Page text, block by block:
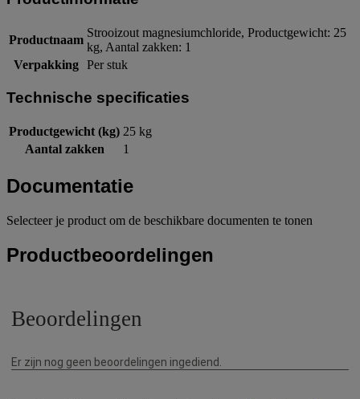
Productnaam
Strooizout magnesiumchloride, Productgewicht: 25
kg, Aantal zakken: 1
Verpakking Per stuk
Technische specificaties
Productgewicht (kg) 25 kg
Aantal zakken
1
Documentatie
Selecteer je product om de beschikbare documenten te tonen
Productbeoordelingen